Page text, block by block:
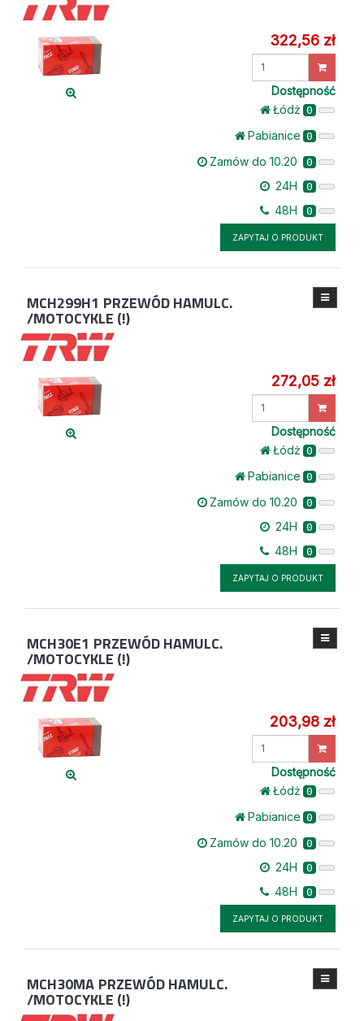
322,56 zł
Wprowadź
Dostępność
Łódż 0
Pabianice 0
Zamów do 10.20 0
24H 0
48H 0
ZAPYTAJ O PRODUKT
MCH299H1 PRZEWÓD HAMULC.
/MOTOCYKLE (!)
272,05 zł
Wprowadź
Dostępność
Łódż 0
Pabianice 0
Zamów do 10.20 0
24H 0
48H 0
ZAPYTAJ O PRODUKT
MCH30E1 PRZEWÓD HAMULC.
/MOTOCYKLE (!)
203,98 zł
Wprowadź
Dostępność
Łódż 0
Pabianice 0
Zamów do 10.20 0
24H 0
48H 0
ZAPYTAJ O PRODUKT
MCH30MA PRZEWÓD HAMULC.
/MOTOCYKLE (!)